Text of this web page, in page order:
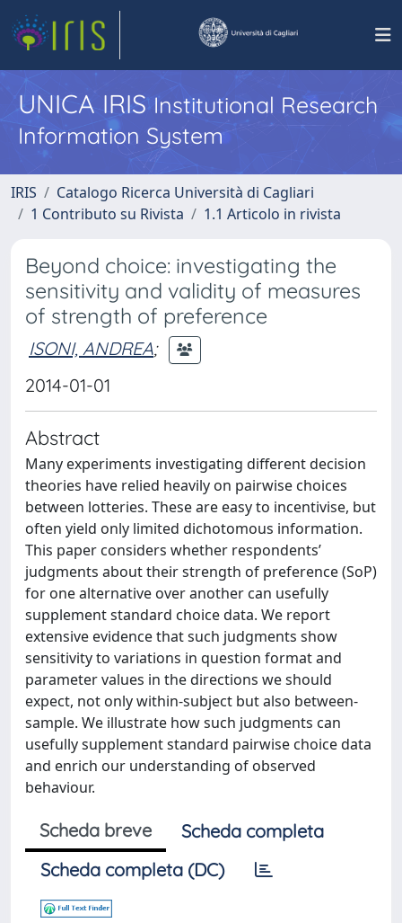
UNICA IRISInstitutional Research
Information System
IRIS
Catalogo Ricerca Università di Cagliari
1 Contributo su Rivista
1.1 Articolo in rivista
Beyond choice: investigating the
sensitivity and validity of measures
of strength of preference
ISONI, ANDREA;
2014-01-01
Abstract
Many experiments investigating different decision
theories have relied heavily on pairwise choices
between lotteries. These are easy to incentivise, but
often yield only limited dichotomous information.
This paper considers whether respondents’
judgments about their strength of preference (SoP)
for one alternative over another can usefully
supplement standard choice data. We report
extensive evidence that such judgments show
sensitivity to variations in question format and
parameter values in the directions we should
expect, not only within-subject but also between-
sample. We illustrate how such judgments can
usefully supplement standard pairwise choice data
and enrich our understanding of observed
behaviour.
Scheda breve
Scheda completa
Scheda completa (DC)